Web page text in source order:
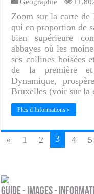
Zoom sur la carte de
qui en proportion de
bien supérieure
abbayes où les
ses collines boisées
de la première et
Dynamique,
Bruxelles (voir sur la
Plus d Informations »
« 1 2 3 4 5
Guide - Images -